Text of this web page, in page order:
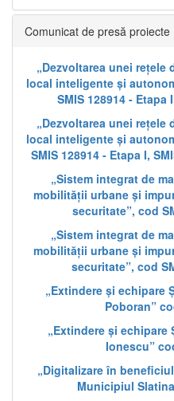
Comunicat de presă proiecte
„Dezvoltarea unei
local inteligente și
SMIS 128914 - Etapa
„Dezvoltarea unei
local inteligente și
SMIS 128914 - Etapa I,
„Sistem integrat de
mobilității urbane și
securitate”, cod
„Sistem integrat de
mobilității urbane și
securitate”, cod
„Extindere și echipare
Poboran”
„Extindere și echipare
Ionescu”
„Digitalizare în
Municipiul